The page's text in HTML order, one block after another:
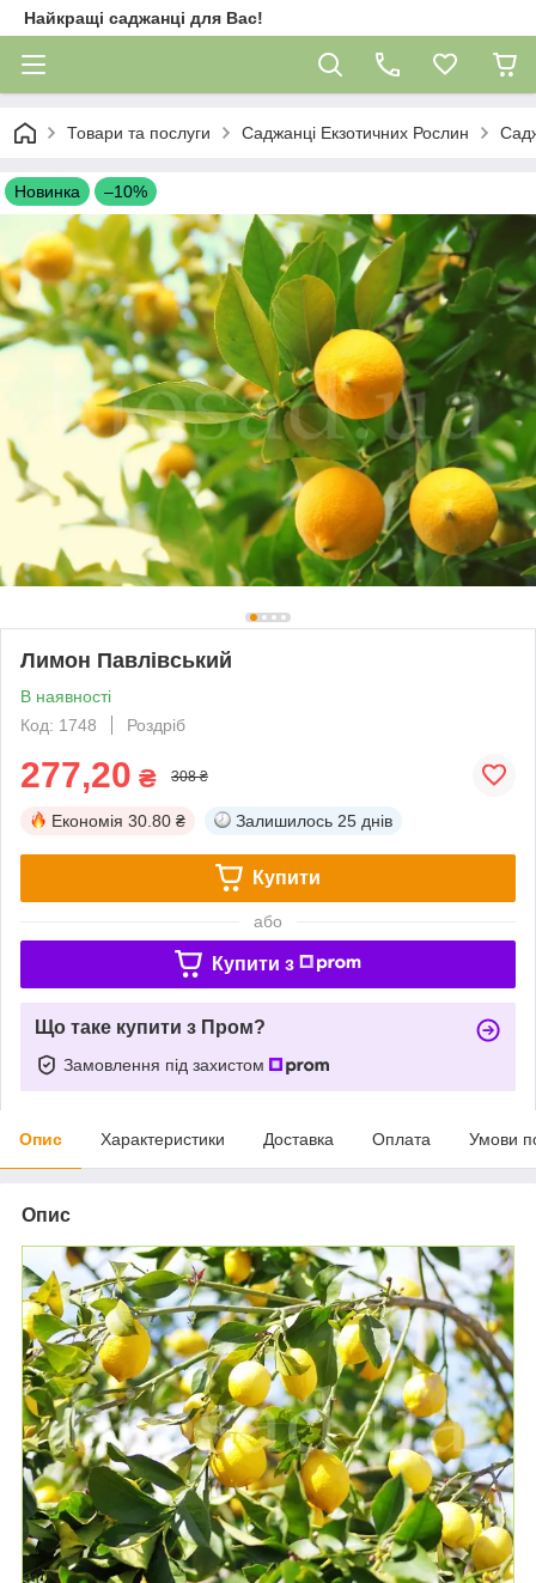
Найкращі саджанці для Вас!
Товари та послуги Саджанці Екзотичних Рослин
Новинка –10%
Лимон Павлівський
В наявності
Код: 1748
Роздріб
277,20 ₴ 308 ₴
Економія 30.80 ₴ Залишилось 25 днів
Купити
або
Купити з
Що таке купити з Пром?
Замовлення під захистом
Опис Характеристики Доставка Оплата Умови
Опис